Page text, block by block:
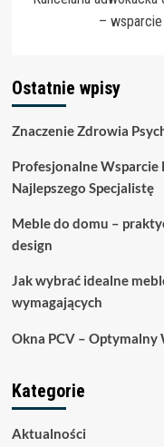
–
Ostatnie wpisy
Znaczenie Zdrowia
Profesjonalne Wsparcie
Najlepszego Specjalistę
Meble do domu –
design
Jak wybrać idealne
wymagających
Okna PCV – Optymalny
Kategorie
Aktualności